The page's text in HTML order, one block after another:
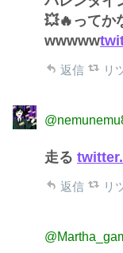
💥🔥ってか
wwwww
返信 リ
走る
返信 リ